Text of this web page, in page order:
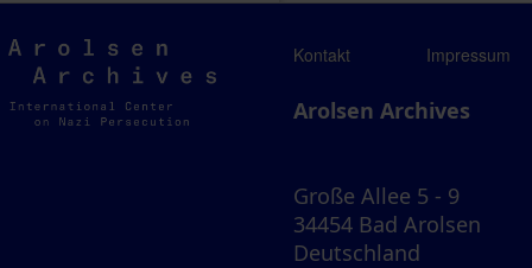
Arolsen
Archives
Kontakt Impressum
Arolsen Archives
Große Allee 5 - 9
34454 Bad Arolsen
Deutschland